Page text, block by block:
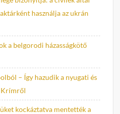
használja az ukrán
a belgorodi házasságkötő
– Így hazudik a nyugati és
Krímről
kockáztatva mentették a